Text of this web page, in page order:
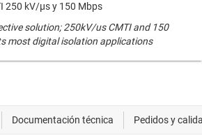
250 kV/µs y 150 Mbps
solution; 250kV/us CMTI and 150
most digital isolation applications